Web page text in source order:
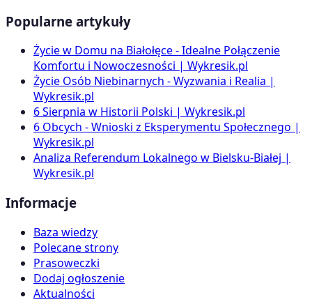
Popularne artykuły
Życie w Domu na Białołęce - Idealne Połączenie
Komfortu i Nowoczesności | Wykresik.pl
Życie Osób Niebinarnych - Wyzwania i Realia |
Wykresik.pl
6 Sierpnia w Historii Polski | Wykresik.pl
6 Obcych - Wnioski z Eksperymentu Społecznego |
Wykresik.pl
Analiza Referendum Lokalnego w Bielsku-Białej |
Wykresik.pl
Informacje
Baza wiedzy
Polecane strony
Prasoweczki
Dodaj ogłoszenie
Aktualności